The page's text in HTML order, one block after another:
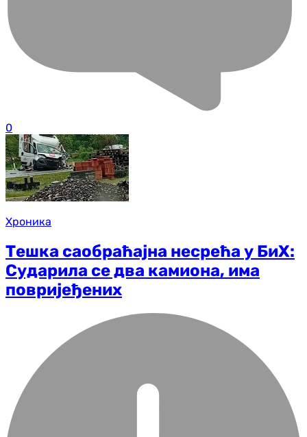
0
Хроника
Тешка саобраћајна несрећа у БиХ:
Сударила се два камиона, има
повријеђених